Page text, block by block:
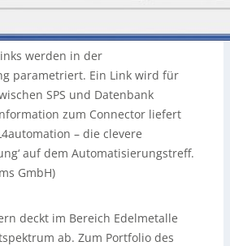
werden in der
parametriert. Ein Link wird für
SPS und Datenbank
zum Connector liefert
– die clevere
auf dem Automatisierungstreff.
GmbH)
deckt im Bereich Edelmetalle
ab. Zum Portfolio des